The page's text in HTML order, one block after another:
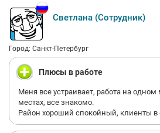
Светлана (Сотрудник)
Город: Санкт-Петербург
Плюсы в работе
Меня все устраивает, работа на одном
местах, все знакомо.
Район хороший спокойный, клиенты в